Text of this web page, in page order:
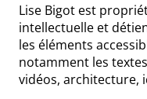
Lise Bigot est
intellectuelle et
les éléments
notamment les
vidéos, architecture,